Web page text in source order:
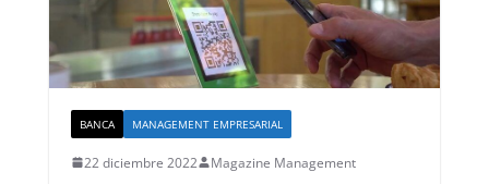
BANCA MANAGEMENT EMPRESARIAL
22 diciembre 2022 Magazine Management